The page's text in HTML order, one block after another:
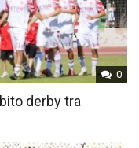
0
derby tra